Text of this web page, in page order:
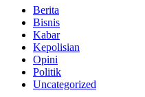
Berita
Bisnis
Kabar
Kepolisian
Opini
Politik
Uncategorized